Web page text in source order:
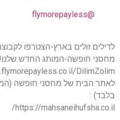
@flymorepayless
לדילים זולים בארץ-הצטרפו
מחסני חופשה-המותג החדש שלנו!
DilimZolim
לאתר הבית של מחסני חופשה
בלבד) :
https://mahsaneihufsha.co.il/